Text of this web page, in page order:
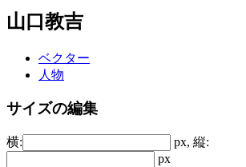
山口教吉
ベクター
人物
サイズの編集
横:
px, 縦:
px